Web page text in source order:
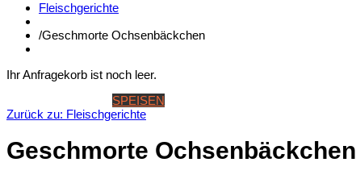
Fleischgerichte
/Geschmorte Ochsenbäckchen
Ihr Anfragekorb ist noch leer.
SPEISEN
Zurück zu: Fleischgerichte
Geschmorte Ochsenbäckchen